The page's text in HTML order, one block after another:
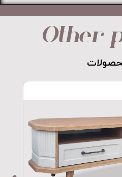
Other